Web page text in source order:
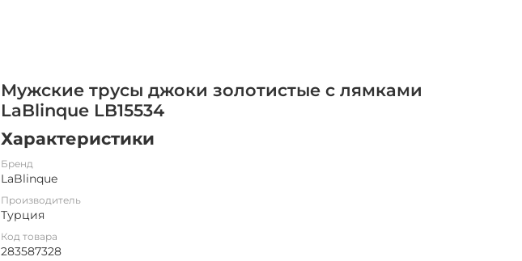
Мужские трусы джоки золотистые с лямками
LaBlinque LB15534
Характеристики
Бренд
LaBlinque
Производитель
Турция
Код товара
283587328